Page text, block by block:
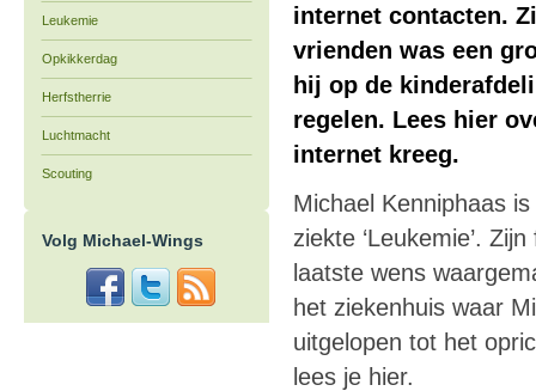
Leukemie
Opkikkerdag
Herfstherrie
Luchtmacht
Scouting
Volg Michael-Wings
internet contacten.
vrienden was een
hij op de
regelen. Lees hier
internet kreeg.
Michael Kenniphaas
ziekte ‘Leukemie’.
laatste wens
het ziekenhuis waar
uitgelopen tot het
lees je hier.